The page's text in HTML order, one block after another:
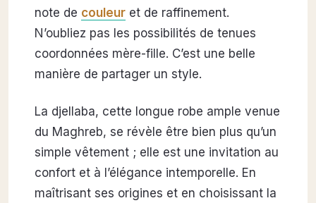
note de couleuret de raffinement.
N’oubliez pas les possibilités de tenues
coordonnées mère-fille. C’est une belle
manière de partager un style.
La djellaba, cette longue robe ample venue
du Maghreb, se révèle être bien plus qu’un
simple vêtement ; elle est une invitation au
confort et à l’élégance intemporelle. En
maîtrisant ses origines et en choisissant la